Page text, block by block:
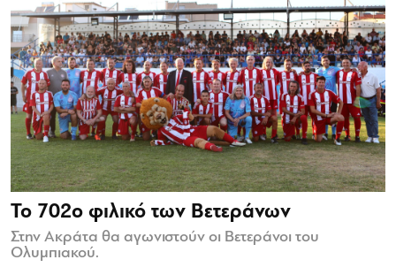
Το 702ο φιλικό των Βετεράνων
Στην Ακράτα θα αγωνιστούν οι Βετεράνοι του
Ολυμπιακού.